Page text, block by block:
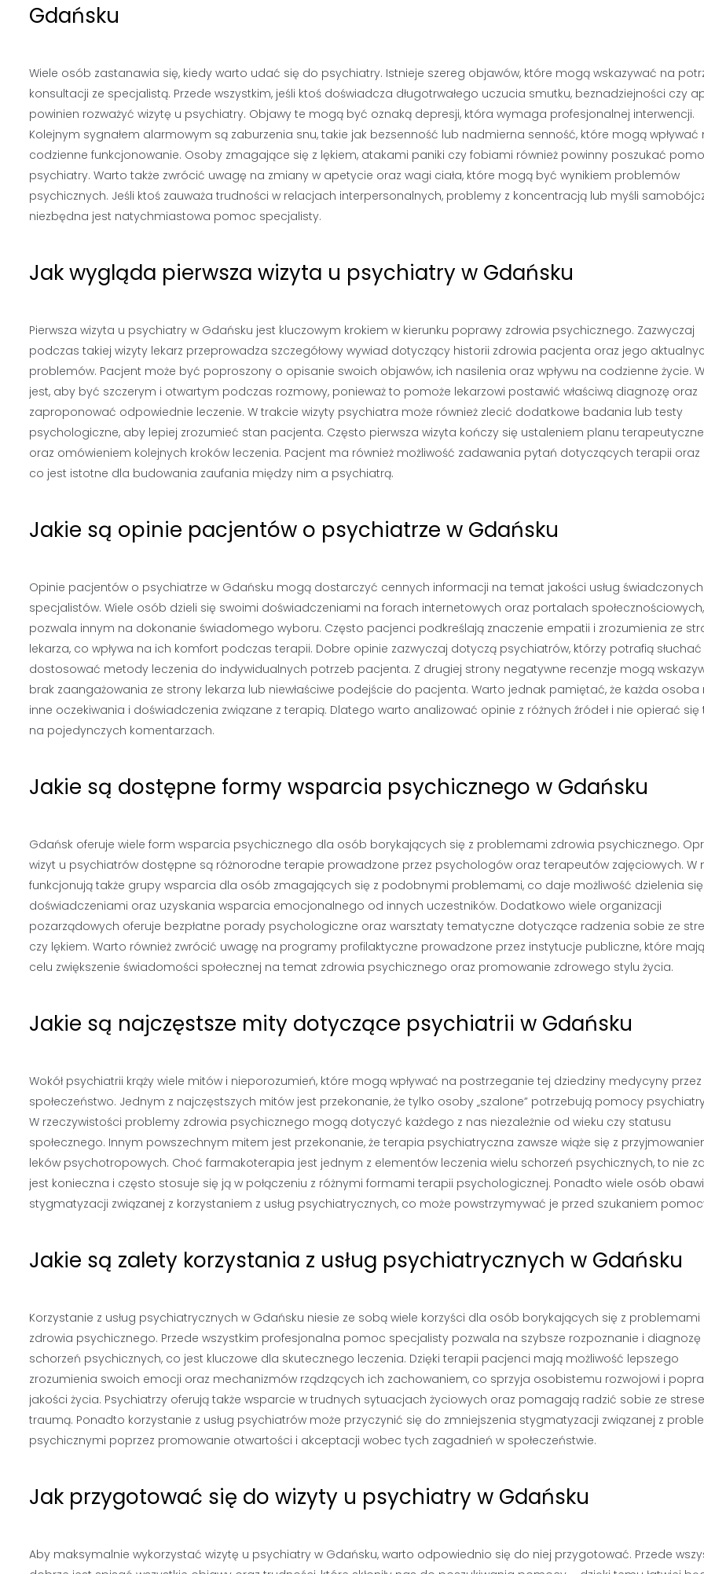
Gdańsku
Wiele osób zastanawia się, kiedy warto udać się do psychiatry. Istnieje szereg objawów, które mogą wskazywać na
konsultacji ze specjalistą. Przede wszystkim, jeśli ktoś doświadcza długotrwałego uczucia smutku, beznadziejności czy
powinien rozważyć wizytę u psychiatry. Objawy te mogą być oznaką depresji, która wymaga profesjonalnej interwencji.
Kolejnym sygnałem alarmowym są zaburzenia snu, takie jak bezsenność lub nadmierna senność, które mogą wpływać
codzienne funkcjonowanie. Osoby zmagające się z lękiem, atakami paniki czy fobiami również powinny poszukać
psychiatry. Warto także zwrócić uwagę na zmiany w apetycie oraz wagi ciała, które mogą być wynikiem problemów
psychicznych. Jeśli ktoś zauważa trudności w relacjach interpersonalnych, problemy z koncentracją lub myśli
niezbędna jest natychmiastowa pomoc specjalisty.
Jak wygląda pierwsza wizyta u psychiatry w Gdańsku
Pierwsza wizyta u psychiatry w Gdańsku jest kluczowym krokiem w kierunku poprawy zdrowia psychicznego. Zazwyczaj
podczas takiej wizyty lekarz przeprowadza szczegółowy wywiad dotyczący historii zdrowia pacjenta oraz jego
problemów. Pacjent może być poproszony o opisanie swoich objawów, ich nasilenia oraz wpływu na codzienne życie.
jest, aby być szczerym i otwartym podczas rozmowy, ponieważ to pomoże lekarzowi postawić właściwą diagnozę oraz
zaproponować odpowiednie leczenie. W trakcie wizyty psychiatra może również zlecić dodatkowe badania lub testy
psychologiczne, aby lepiej zrozumieć stan pacjenta. Często pierwsza wizyta kończy się ustaleniem planu
oraz omówieniem kolejnych kroków leczenia. Pacjent ma również możliwość zadawania pytań dotyczących terapii oraz
co jest istotne dla budowania zaufania między nim a psychiatrą.
Jakie są opinie pacjentów o psychiatrze w Gdańsku
Opinie pacjentów o psychiatrze w Gdańsku mogą dostarczyć cennych informacji na temat jakości usług świadczonych
specjalistów. Wiele osób dzieli się swoimi doświadczeniami na forach internetowych oraz portalach
pozwala innym na dokonanie świadomego wyboru. Często pacjenci podkreślają znaczenie empatii i zrozumienia ze
lekarza, co wpływa na ich komfort podczas terapii. Dobre opinie zazwyczaj dotyczą psychiatrów, którzy potrafią słuchać
dostosować metody leczenia do indywidualnych potrzeb pacjenta. Z drugiej strony negatywne recenzje mogą
brak zaangażowania ze strony lekarza lub niewłaściwe podejście do pacjenta. Warto jednak pamiętać, że każda osoba
inne oczekiwania i doświadczenia związane z terapią. Dlatego warto analizować opinie z różnych źródeł i nie opierać się
na pojedynczych komentarzach.
Jakie są dostępne formy wsparcia psychicznego w Gdańsku
Gdańsk oferuje wiele form wsparcia psychicznego dla osób borykających się z problemami zdrowia psychicznego.
wizyt u psychiatrów dostępne są różnorodne terapie prowadzone przez psychologów oraz terapeutów zajęciowych. W
funkcjonują także grupy wsparcia dla osób zmagających się z podobnymi problemami, co daje możliwość dzielenia się
doświadczeniami oraz uzyskania wsparcia emocjonalnego od innych uczestników. Dodatkowo wiele organizacji
pozarządowych oferuje bezpłatne porady psychologiczne oraz warsztaty tematyczne dotyczące radzenia sobie ze
czy lękiem. Warto również zwrócić uwagę na programy profilaktyczne prowadzone przez instytucje publiczne, które
celu zwiększenie świadomości społecznej na temat zdrowia psychicznego oraz promowanie zdrowego stylu życia.
Jakie są najczęstsze mity dotyczące psychiatrii w Gdańsku
Wokół psychiatrii krąży wiele mitów i nieporozumień, które mogą wpływać na postrzeganie tej dziedziny medycyny przez
społeczeństwo. Jednym z najczęstszych mitów jest przekonanie, że tylko osoby „szalone” potrzebują pomocy
W rzeczywistości problemy zdrowia psychicznego mogą dotyczyć każdego z nas niezależnie od wieku czy statusu
społecznego. Innym powszechnym mitem jest przekonanie, że terapia psychiatryczna zawsze wiąże się z
leków psychotropowych. Choć farmakoterapia jest jednym z elementów leczenia wielu schorzeń psychicznych, to nie
jest konieczna i często stosuje się ją w połączeniu z różnymi formami terapii psychologicznej. Ponadto wiele osób
stygmatyzacji związanej z korzystaniem z usług psychiatrycznych, co może powstrzymywać je przed szukaniem
Jakie są zalety korzystania z usług psychiatrycznych w Gdańsku
Korzystanie z usług psychiatrycznych w Gdańsku niesie ze sobą wiele korzyści dla osób borykających się z problemami
zdrowia psychicznego. Przede wszystkim profesjonalna pomoc specjalisty pozwala na szybsze rozpoznanie i diagnozę
schorzeń psychicznych, co jest kluczowe dla skutecznego leczenia. Dzięki terapii pacjenci mają możliwość lepszego
zrozumienia swoich emocji oraz mechanizmów rządzących ich zachowaniem, co sprzyja osobistemu rozwojowi i
jakości życia. Psychiatrzy oferują także wsparcie w trudnych sytuacjach życiowych oraz pomagają radzić sobie ze
traumą. Ponadto korzystanie z usług psychiatrów może przyczynić się do zmniejszenia stygmatyzacji związanej z
psychicznymi poprzez promowanie otwartości i akceptacji wobec tych zagadnień w społeczeństwie.
Jak przygotować się do wizyty u psychiatry w Gdańsku
Aby maksymalnie wykorzystać wizytę u psychiatry w Gdańsku, warto odpowiednio się do niej przygotować. Przede